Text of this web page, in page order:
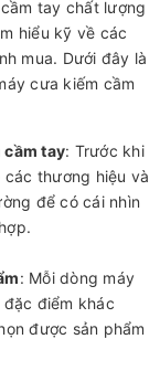
tay chất lượng
hiểu kỹ về các
mua. Dưới đây là
cưa kiếm cầm
cầm tay: Trước khi
thương hiệu và
để có cái nhìn
: Mỗi dòng máy
điểm khác
được sản phẩm